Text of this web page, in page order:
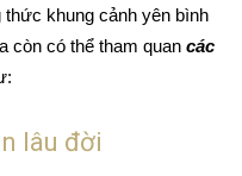
khung cảnh yên bình
còn có thể tham quan các
lâu đời